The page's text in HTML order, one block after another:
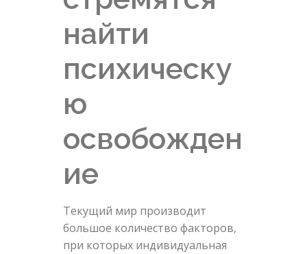
найти
психическу
ю
освобожден
ие
Текущий мир производит
большое количество факторов,
при которых индивидуальная